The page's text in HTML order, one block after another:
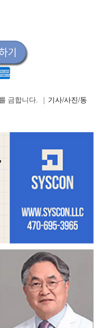
를 금합니다. | 기사/사진/동